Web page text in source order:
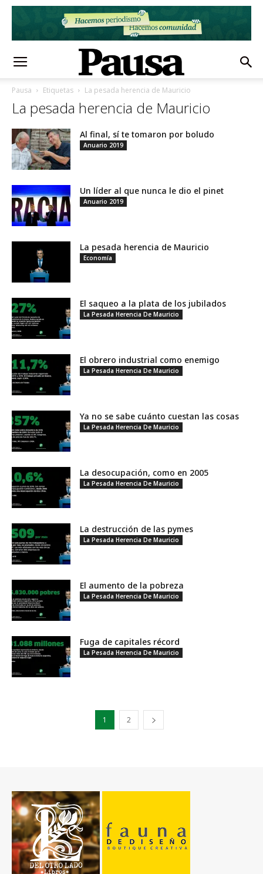
Pausa Etiquetas La pesada herencia de Mauricio
La pesada herencia de Mauricio
Al final, sí te tomaron por boludo
Anuario 2019
Un líder al que nunca le dio el pinet
Anuario 2019
La pesada herencia de Mauricio
Economía
El saqueo a la plata de los jubilados
La Pesada Herencia De Mauricio
El obrero industrial como enemigo
La Pesada Herencia De Mauricio
Ya no se sabe cuánto cuestan las cosas
La Pesada Herencia De Mauricio
La desocupación, como en 2005
La Pesada Herencia De Mauricio
La destrucción de las pymes
La Pesada Herencia De Mauricio
El aumento de la pobreza
La Pesada Herencia De Mauricio
Fuga de capitales récord
La Pesada Herencia De Mauricio
1 2